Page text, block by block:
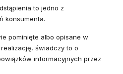
to jedno z
konsumenta.
pominięte albo opisane w
świadczy to o
informacyjnych przez